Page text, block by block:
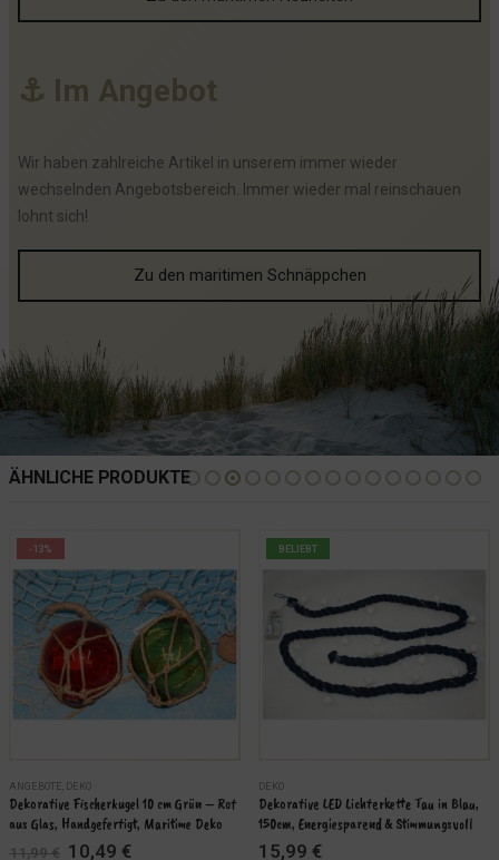
⚓ Im Angebot
Wir haben zahlreiche Artikel in unserem immer wieder
wechselnden Angebotsbereich. Immer wieder mal reinschauen
lohnt sich!
Zu den maritimen Schnäppchen
ÄHNLICHE PRODUKTE
-13%
ANGEBOTE DEKO
Dekorative Fischerkugel 10 cm Grün – Rot
aus Glas, Handgefertigt, Maritime Deko
11,99€ Ursprünglicher
10,49 €Aktueller
BELIEBT
DEKO
Dekorative LED Lichterkette Tau in Blau,
150cm, Energiesparend & Stimmungsvoll
15,99 €